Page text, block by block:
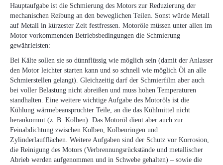
Hauptaufgabe ist die Schmierung des Motors zur Reduzierung der
mechanischen Reibung an den beweglichen Teilen. Sonst würde Metall
auf Metall in kürzester Zeit festfressen. Motoröle müssen unter allen im
Motor vorkommenden Betriebsbedingungen die Schmierung
gewährleisten:
Bei Kälte sollen sie so dünnflüssig wie möglich sein (damit der Anlasser
den Motor leichter starten kann und so schnell wie möglich Öl an alle
Schmierstellen gelangt). Gleichzeitig darf der Schmierfilm aber auch
bei voller Belastung nicht abreißen und muss hohen Temperaturen
standhalten. Eine weitere wichtige Aufgabe des Motoröls ist die
Kühlung wärmebeanspruchter Teile, an die das Kühlmittel nicht
herankommt (z. B. Kolben). Das Motoröl dient aber auch zur
Feinabdichtung zwischen Kolben, Kolbenringen und
Zylinderlaufflächen. Weitere Aufgaben sind der Schutz vor Korrosion,
die Reinigung des Motors (Verbrennungsrückstände und metallischer
Abrieb werden aufgenommen und in Schwebe gehalten) – sowie die